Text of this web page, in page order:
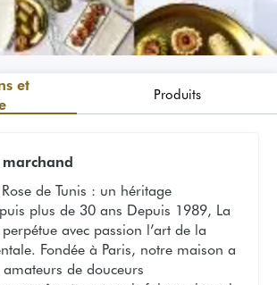
et
Produits
de Tunis : un héritage
plus de 30 ans Depuis 1989, La
perpétue avec passion l’art de la
Fondée à Paris, notre maison a
de douceurs